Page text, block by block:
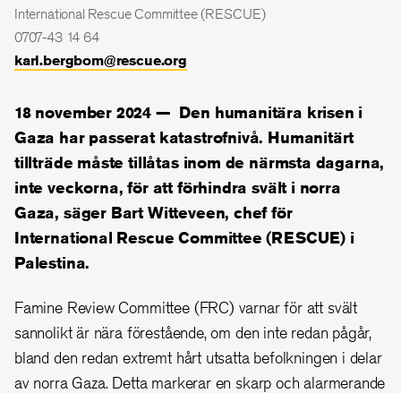
International Rescue Committee (RESCUE)
0707-43 14 64
karl.bergbom@rescue.org
18 november 2024 — Den humanitära krisen i
Gaza har passerat katastrofnivå. Humanitärt
tillträde måste tillåtas inom de närmsta dagarna,
inte veckorna, för att förhindra svält i norra
Gaza, säger Bart Witteveen, chef för
International Rescue Committee (RESCUE) i
Palestina.
Famine Review Committee (FRC) varnar för att svält
sannolikt är nära förestående, om den inte redan pågår,
bland den redan extremt hårt utsatta befolkningen i delar
av norra Gaza. Detta markerar en skarp och alarmerande